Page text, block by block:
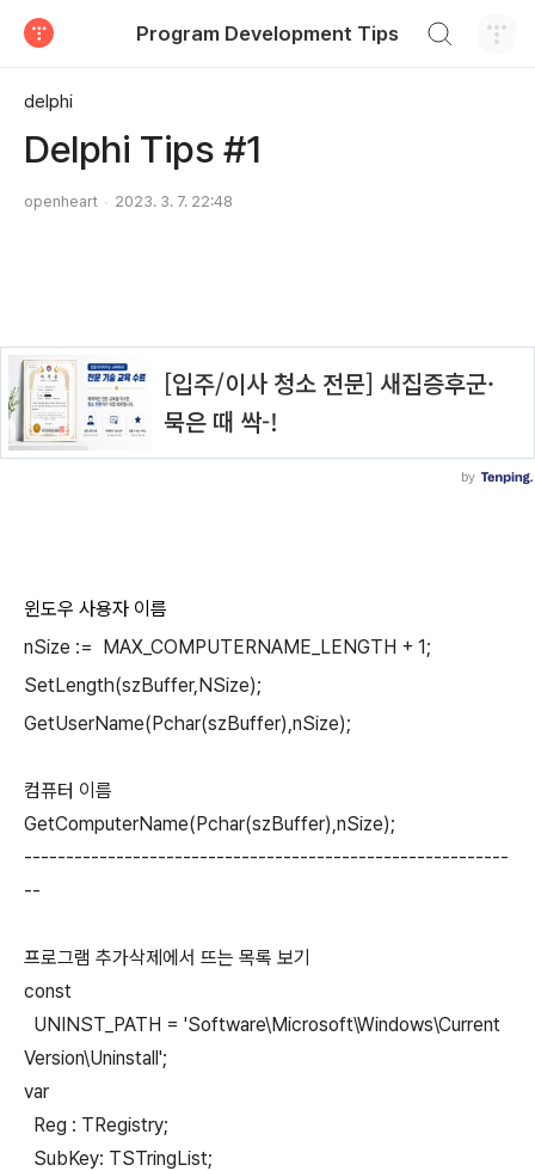
Program Development Tips
delphi
Delphi Tips #1
openheart 2023. 3. 7. 22:48
윈도우 사용자 이름
nSize := MAX_COMPUTERNAME_LENGTH + 1;
SetLength(szBuffer,NSize);
GetUserName(Pchar(szBuffer),nSize);
컴퓨터 이름
GetComputerName(Pchar(szBuffer),nSize);
----------------------------------------------------------
--
프로그램 추가삭제에서 뜨는 목록 보기
const
UNINST_PATH = 'Software\Microsoft\Windows\Current
Version\Uninstall';
var
Reg : TRegistry;
SubKey: TSTringList;